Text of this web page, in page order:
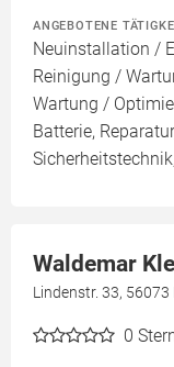
ANGEBOTENE
Neuinstallation /
Reinigung /
Wartung /
Batterie,
Waldemar
Lindenstr. 33,
0